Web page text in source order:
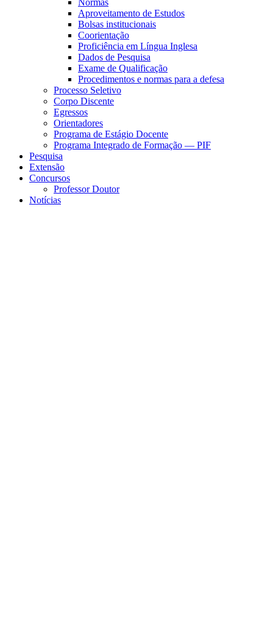
Normas
Aproveitamento de Estudos
Bolsas institucionais
Coorientação
Proficiência em Língua Inglesa
Dados de Pesquisa
Exame de Qualificação
Procedimentos e normas para a defesa
Processo Seletivo
Corpo Discente
Egressos
Orientadores
Programa de Estágio Docente
Programa Integrado de Formação — PIF
Pesquisa
Extensão
Concursos
Professor Doutor
Notícias